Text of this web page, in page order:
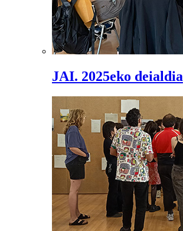
JAI. 2025eko deialdia